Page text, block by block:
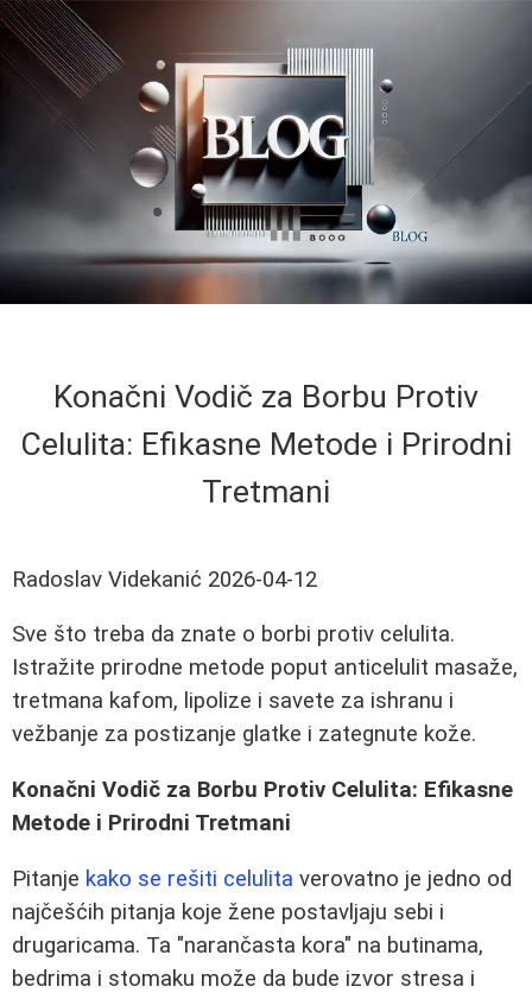
Konačni Vodič za Borbu Protiv
Celulita: Efikasne Metode i Prirodni
Tretmani
Radoslav Videkanić 2026-04-12
Sve što treba da znate o borbi protiv celulita.
Istražite prirodne metode poput anticelulit masaže,
tretmana kafom, lipolize i savete za ishranu i
vežbanje za postizanje glatke i zategnute kože.
Konačni Vodič za Borbu Protiv Celulita: Efikasne
Metode i Prirodni Tretmani
Pitanje kako se rešiti celulita verovatno je jedno od
najčešćih pitanja koje žene postavljaju sebi i
drugaricama. Ta "narančasta kora" na butinama,
bedrima i stomaku može da bude izvor stresa i